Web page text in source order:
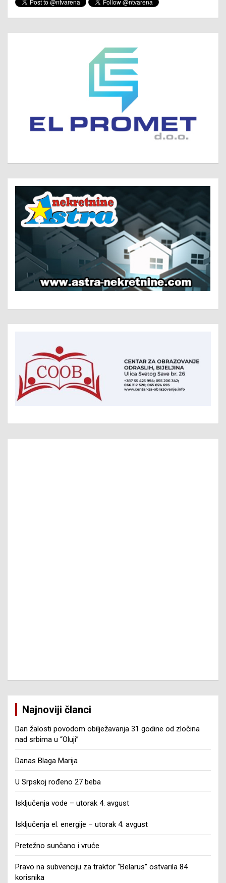
Najnoviji članci
Dan žalosti povodom obilježavanja 31 godine od zločina
nad srbima u “Oluji”
Danas Blaga Marija
U Srpskoj rođeno 27 beba
Isključenja vode – utorak 4. avgust
Isključenja el. energije – utorak 4. avgust
Pretežno sunčano i vruće
Pravo na subvenciju za traktor “Belarus” ostvarila 84
korisnika